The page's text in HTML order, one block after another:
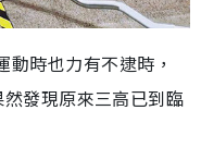
時也力有不逮時，
發現原來三高已到臨